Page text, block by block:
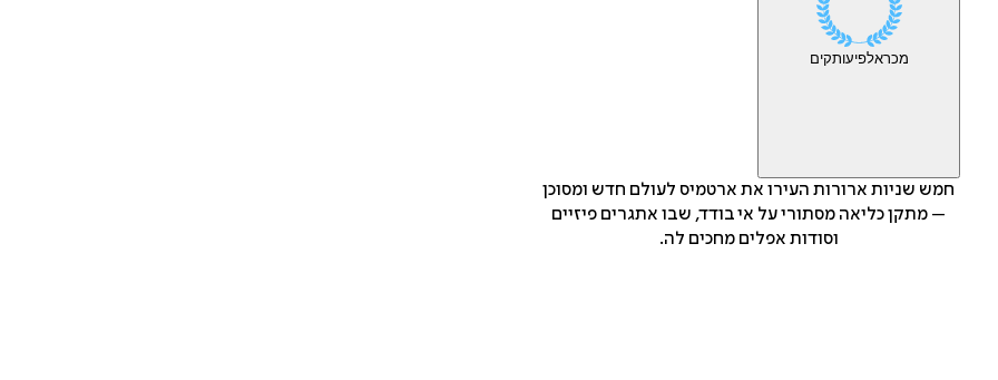
מכראלפיעותקים
חמש שניות ארורות העירו את ארטמיס לעולם חדש ומסוכן
– מתקן כליאה מסתורי על אי בודד, שבו אתגרים פיזיים
וסודות אפלים מחכים לה.